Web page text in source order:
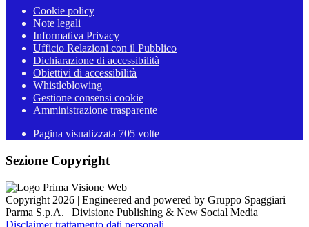
Cookie policy
Note legali
Informativa Privacy
Ufficio Relazioni con il Pubblico
Dichiarazione di accessibilità
Obiettivi di accessibilità
Whistleblowing
Gestione consensi cookie
Amministrazione trasparente
Pagina visualizzata 705 volte
Sezione Copyright
Copyright 2026 | Engineered and powered by Gruppo Spaggiari
Parma S.p.A. | Divisione Publishing & New Social Media
Disclaimer trattamento dati personali